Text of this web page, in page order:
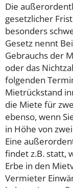
Die
gesetzlicher
besonders
Gesetz nennt
Gebrauchs der
oder das
folgenden
Mietrückstand
die Miete für
ebenso, wenn
in Höhe von
Eine
findet z.B. statt,
Erbe in den
Vermieter